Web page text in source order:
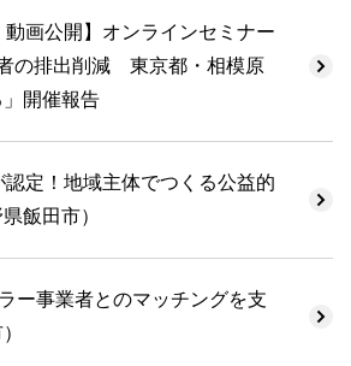
動画公開】オンラインセミナー
の排出削減 東京都・相模原
開催報告
認定！地域主体でつくる公益的
飯田市）
ー事業者とのマッチングを支